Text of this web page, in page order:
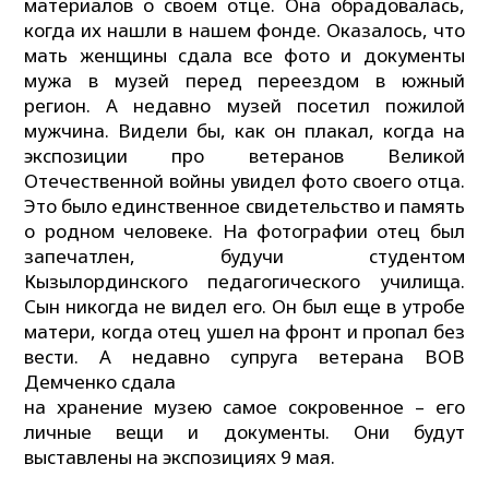
когда их нашли в нашем фонде. Оказалось, что
мать женщины сдала все фото и документы
мужа в музей перед переездом в южный
регион. А недавно музей посетил пожилой
мужчина. Видели бы, как он плакал, когда на
экспозиции про ветеранов Великой
Отечественной войны увидел фото своего отца.
Это было единственное свидетельство и память
о родном человеке. На фотографии отец был
запечатлен, будучи студентом
Кызылординского педагогического училища.
Сын никогда не видел его. Он был еще в утробе
матери, когда отец ушел на фронт и пропал без
вести. А недавно супруга ветерана ВОВ
Демченко сдала
на хранение музею самое сокровенное – его
личные вещи и документы. Они будут
выставлены на экспозициях 9 мая.